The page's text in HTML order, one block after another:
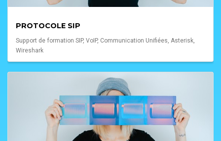
PROTOCOLE SIP
Support de formation SIP, VoIP, Communication Unifiées, Asterisk,
Wireshark